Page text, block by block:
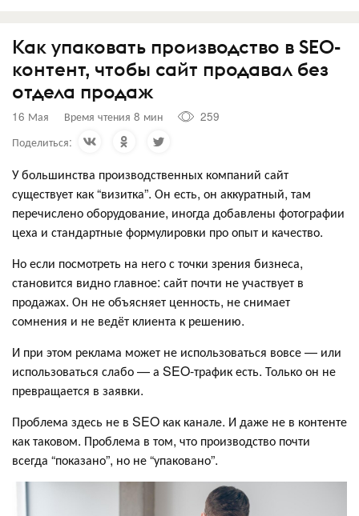
Как упаковать производство в SEO-
контент, чтобы сайт продавал без
отдела продаж
16 Мая Время чтения 8 мин
259
Поделиться:
У большинства производственных компаний сайт
существует как “визитка”. Он есть, он аккуратный, там
перечислено оборудование, иногда добавлены фотографии
цеха и стандартные формулировки про опыт и качество.
Но если посмотреть на него с точки зрения бизнеса,
становится видно главное: сайт почти не участвует в
продажах. Он не объясняет ценность, не снимает
сомнения и не ведёт клиента к решению.
И при этом реклама может не использоваться вовсе — или
использоваться слабо — а SEO-трафик есть. Только он не
превращается в заявки.
Проблема здесь не в SEO как канале. И даже не в контенте
как таковом. Проблема в том, что производство почти
всегда “показано”, но не “упаковано”.